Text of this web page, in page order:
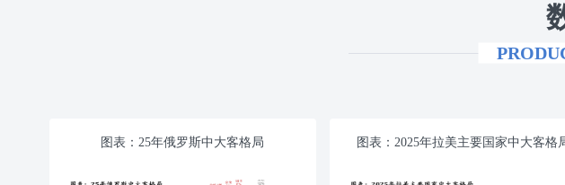
图表：25年俄罗斯中大客格局 图表：2025年拉美主要国家中大客格